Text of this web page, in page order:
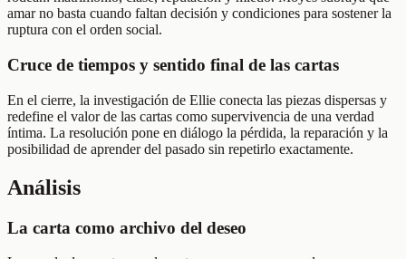
amar no basta cuando faltan decisión y condiciones para sostener la
ruptura con el orden social.
Cruce de tiempos y sentido final de las cartas
En el cierre, la investigación de Ellie conecta las piezas dispersas y
redefine el valor de las cartas como supervivencia de una verdad
íntima. La resolución pone en diálogo la pérdida, la reparación y la
posibilidad de aprender del pasado sin repetirlo exactamente.
Análisis
La carta como archivo del deseo